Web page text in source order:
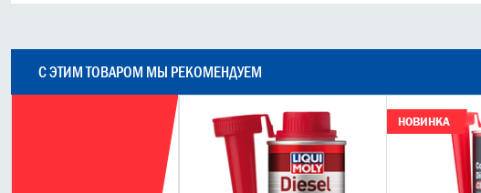
С ЭТИМ ТОВАРОМ МЫ РЕКОМЕНДУЕМ
НОВИНКА